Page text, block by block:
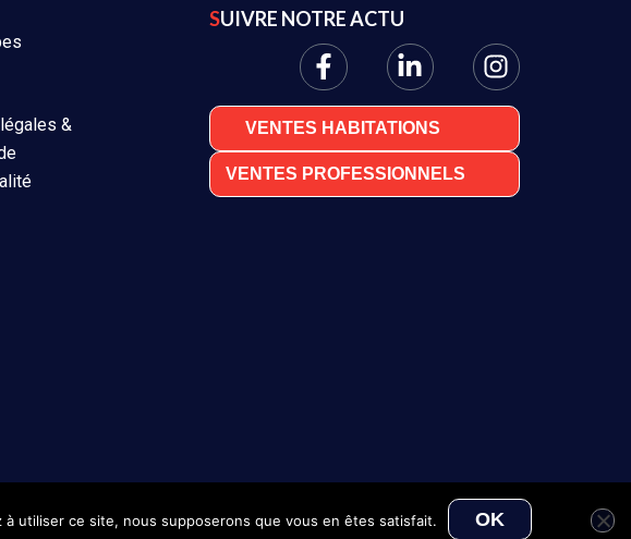
&
SUIVRE NOTRE ACTU
VENTES HABITATIONS
VENTES PROFESSIONNELS
utiliser ce site, nous supposerons que vous en êtes satisfait. OK